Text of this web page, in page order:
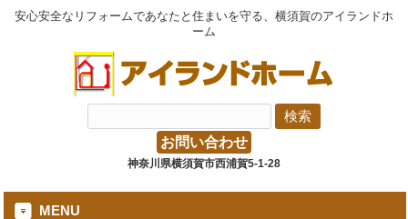
安心安全なリフォームであなたと住まいを守る、横須賀のアイランドホ
ーム
お問い合わせ
神奈川県横須賀市西浦賀5-1-28
MENU